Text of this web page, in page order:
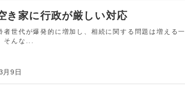
き家に行政が厳しい対応
者世代が爆発的に増加し、相続に関する問題は増える一
そんな...
月9日